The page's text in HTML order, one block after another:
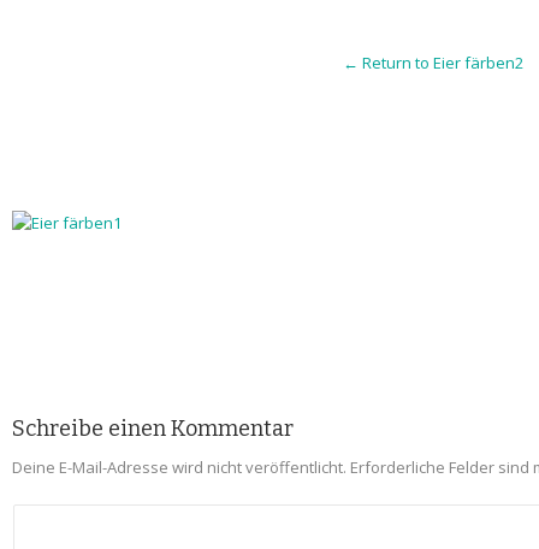
← Return to Eier färben2
Schreibe einen Kommentar
Deine E-Mail-Adresse wird nicht veröffentlicht. Erforderliche Felder sind